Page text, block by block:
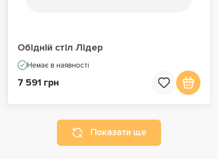
Обідній стіл Лідер
Немає в наявності
7 591 грн
Показати ще